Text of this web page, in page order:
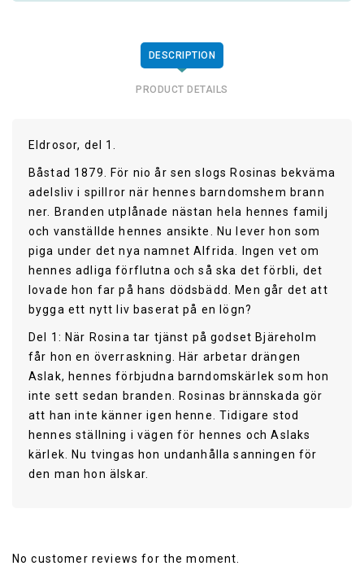
DESCRIPTION
PRODUCT DETAILS
Eldrosor, del 1.
Båstad 1879. För nio år sen slogs Rosinas bekväma
adelsliv i spillror när hennes barndomshem brann
ner. Branden utplånade nästan hela hennes familj
och vanställde hennes ansikte. Nu lever hon som
piga under det nya namnet Alfrida. Ingen vet om
hennes adliga förflutna och så ska det förbli, det
lovade hon far på hans dödsbädd. Men går det att
bygga ett nytt liv baserat på en lögn?
Del 1: När Rosina tar tjänst på godset Bjäreholm
får hon en överraskning. Här arbetar drängen
Aslak, hennes förbjudna barndomskärlek som hon
inte sett sedan branden. Rosinas brännskada gör
att han inte känner igen henne. Tidigare stod
hennes ställning i vägen för hennes och Aslaks
kärlek. Nu tvingas hon undanhålla sanningen för
den man hon älskar.
No customer reviews for the moment.